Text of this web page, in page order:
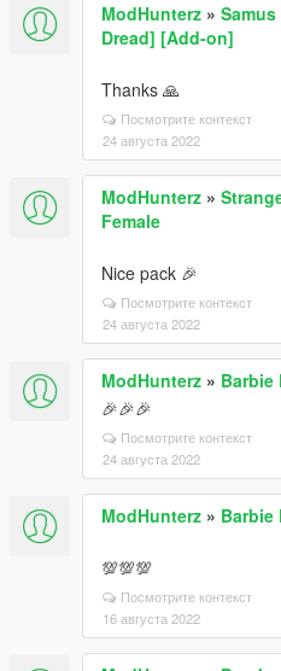
ModHunterz »
Dread] [Add-on]
Thanks 🙏
Посмотрите контекст
24 августа 2022
ModHunterz »
Female
Nice pack 🎉
Посмотрите контекст
24 августа 2022
ModHunterz » Barbie
🎉🎉🎉
Посмотрите контекст
24 августа 2022
ModHunterz » Barbie
💯💯💯
Посмотрите контекст
16 августа 2022